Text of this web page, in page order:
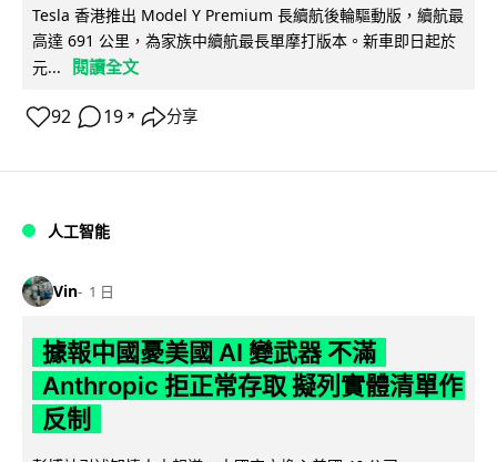
Tesla 香港推出 Model Y Premium 長續航後輪驅動版，續航最
高達 691 公里，為家族中續航最長單摩打版本。新車即日起於
元...
閱讀全文
92 19 ↗ 分享
人工智能
Vin 1 日
據報中國憂美國 AI 變武器 不滿
Anthropic 拒正常存取 擬列實體清單作
反制